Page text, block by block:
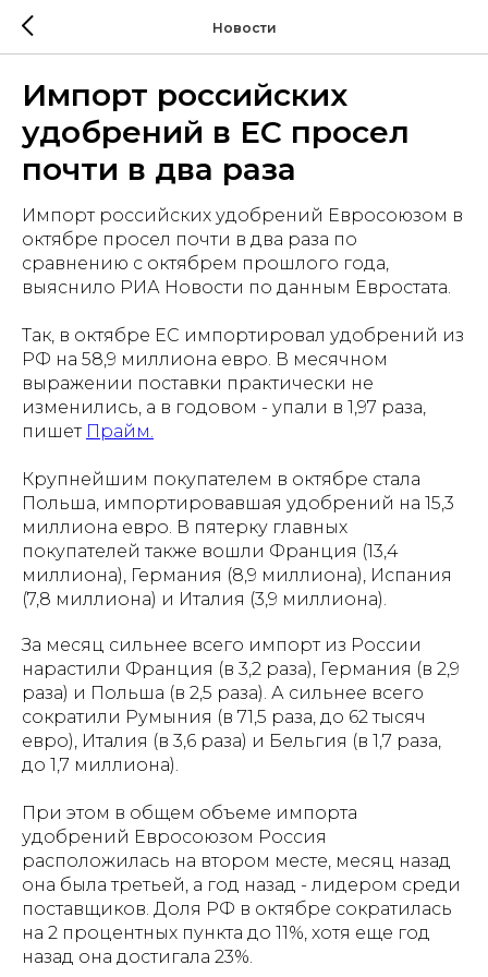
Новости
Импорт российских
удобрений в ЕС просел
почти в два раза
Импорт российских удобрений Евросоюзом в
октябре просел почти в два раза по
сравнению с октябрем прошлого года,
выяснило РИА Новости по данным Евростата.
Так, в октябре ЕС импортировал удобрений из
РФ на 58,9 миллиона евро. В месячном
выражении поставки практически не
изменились, а в годовом - упали в 1,97 раза,
пишет Прайм.
Крупнейшим покупателем в октябре стала
Польша, импортировавшая удобрений на 15,3
миллиона евро. В пятерку главных
покупателей также вошли Франция (13,4
миллиона), Германия (8,9 миллиона), Испания
(7,8 миллиона) и Италия (3,9 миллиона).
За месяц сильнее всего импорт из России
нарастили Франция (в 3,2 раза), Германия (в 2,9
раза) и Польша (в 2,5 раза). А сильнее всего
сократили Румыния (в 71,5 раза, до 62 тысяч
евро), Италия (в 3,6 раза) и Бельгия (в 1,7 раза,
до 1,7 миллиона).
При этом в общем объеме импорта
удобрений Евросоюзом Россия
расположилась на втором месте, месяц назад
она была третьей, а год назад - лидером среди
поставщиков. Доля РФ в октябре сократилась
на 2 процентных пункта до 11%, хотя еще год
назад она достигала 23%.